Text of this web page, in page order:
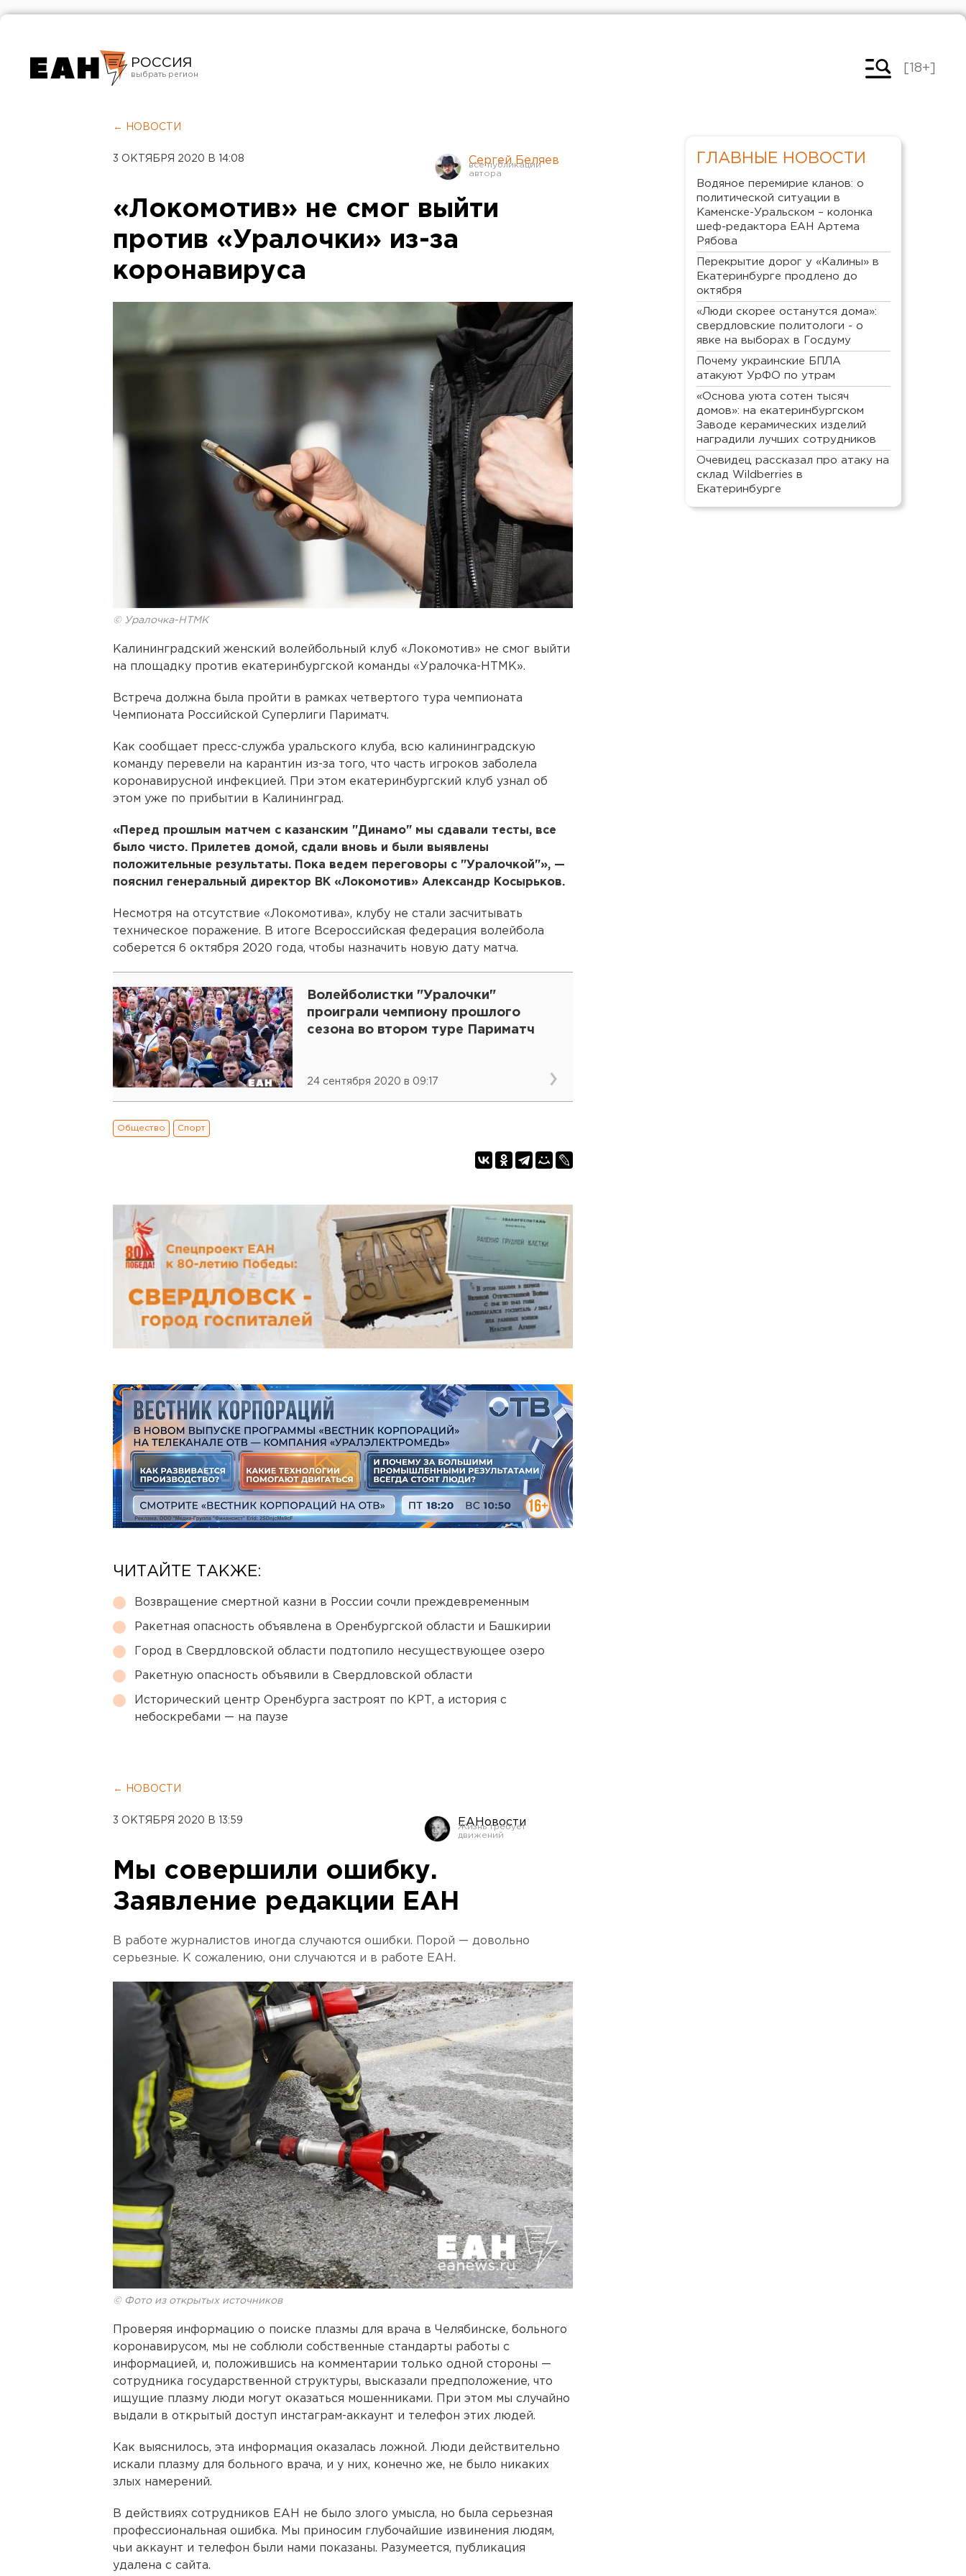
РОССИЯ
Челябинск
[18+]
← НОВОСТИ
3 ОКТЯБРЯ 2020 В 14:08 Сергей Беляев
«Локомотив» не смог выйти
против «Уралочки» из-за
коронавируса
© Уралочка-НТМК
Калининградский женский волейбольный клуб «Локомотив» не смог выйти
на площадку против екатеринбургской команды «Уралочка-НТМК».
Встреча должна была пройти в рамках четвертого тура чемпионата
Чемпионата Российской Суперлиги Париматч.
Как сообщает пресс-служба уральского клуба, всю калининградскую
команду перевели на карантин из-за того, что часть игроков заболела
коронавирусной инфекцией. При этом екатеринбургский клуб узнал об
этом уже по прибытии в Калининград.
«Перед прошлым матчем с казанским "Динамо" мы сдавали тесты, все
было чисто. Прилетев домой, сдали вновь и были выявлены
положительные результаты. Пока ведем переговоры с "Уралочкой"», —
пояснил генеральный директор ВК «Локомотив» Александр Косырьков.
Несмотря на отсутствие «Локомотива», клубу не стали засчитывать
техническое поражение. В итоге Всероссийская федерация волейбола
соберется 6 октября 2020 года, чтобы назначить новую дату матча.
Волейболистки "Уралочки"
проиграли чемпиону прошлого
сезона во втором туре Париматч
24 сентября 2020 в 09:17
Общество Спорт
ЧИТАЙТЕ ТАКЖЕ:
Возвращение смертной казни в России сочли преждевременным
Ракетная опасность объявлена в Оренбургской области и Башкирии
Город в Свердловской области подтопило несуществующее озеро
Ракетную опасность объявили в Свердловской области
Исторический центр Оренбурга застроят по КРТ, а история с
небоскребами — на паузе
← НОВОСТИ
3 ОКТЯБРЯ 2020 В 13:59 ЕАНовости
Мы совершили ошибку.
Заявление редакции ЕАН
В работе журналистов иногда случаются ошибки. Порой — довольно
серьезные. К сожалению, они случаются и в работе ЕАН.
© Фото из открытых источников
Проверяя информацию о поиске плазмы для врача в Челябинске, больного
коронавирусом, мы не соблюли собственные стандарты работы с
информацией, и, положившись на комментарии только одной стороны —
сотрудника государственной структуры, высказали предположение, что
ищущие плазму люди могут оказаться мошенниками. При этом мы случайно
выдали в открытый доступ инстаграм-аккаунт и телефон этих людей.
Как выяснилось, эта информация оказалась ложной. Люди действительно
искали плазму для больного врача, и у них, конечно же, не было никаких
злых намерений.
В действиях сотрудников ЕАН не было злого умысла, но была серьезная
профессиональная ошибка. Мы приносим глубочайшие извинения людям,
чьи аккаунт и телефон были нами показаны. Разумеется, публикация
удалена с сайта.
ГЛАВНЫЕ НОВОСТИ
Водяное перемирие кланов: о
политической ситуации в
Каменске-Уральском – колонка
шеф-редактора ЕАН Артема
Рябова
Перекрытие дорог у «Калины» в
Екатеринбурге продлено до
октября
«Люди скорее останутся дома»:
свердловские политологи - о
явке на выборах в Госдуму
Почему украинские БПЛА
атакуют УрФО по утрам
«Основа уюта сотен тысяч
домов»: на екатеринбургском
Заводе керамических изделий
наградили лучших сотрудников
Очевидец рассказал про атаку на
склад Wildberries в
Екатеринбурге